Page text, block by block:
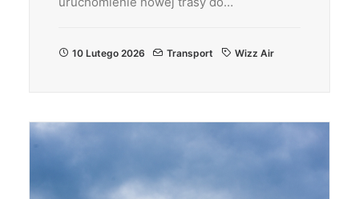
10 Lutego 2026 Transport Wizz Air